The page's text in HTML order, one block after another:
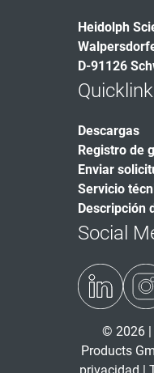
Heidolph
D-91126
Descargas
Registro de
Enviar
Servicio
Descripción
Social
© 2026 |
Products